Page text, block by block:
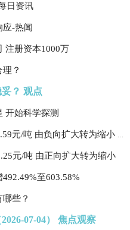
日资讯
-热闻
注册资本1000万
？
？ 观点
开始科学探测
元/吨 由正向扩大转为缩小
至603.58%
些？
07-04） 焦点观察